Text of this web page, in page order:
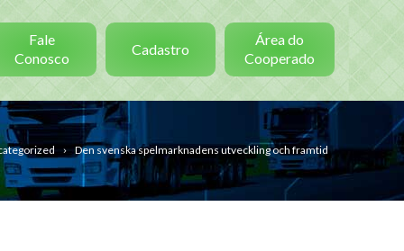
Fale
Conosco
Cadastro
Área do
Cooperado
Den svenska spelmarknadens utveckling och framtid